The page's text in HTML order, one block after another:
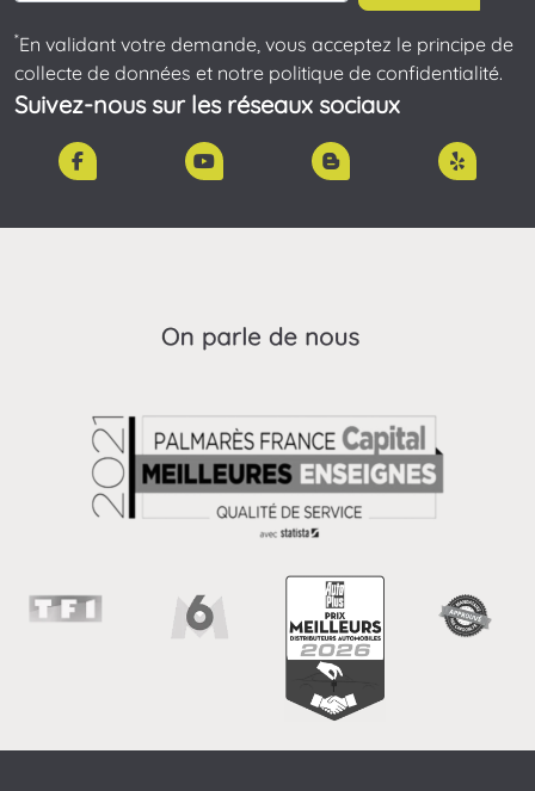
*En validant votre demande, vous acceptez le principe de
collecte de données et notre politique de confidentialité.
Suivez-nous sur les réseaux sociaux